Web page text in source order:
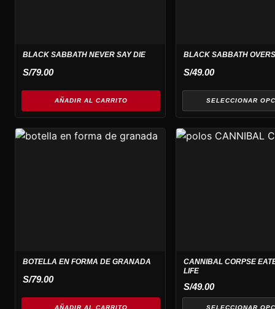
BLACK SABBATH NEVER SAY DIE
S/79.00
AÑADIR AL CARRITO
BLACK SABBATH
S/49.00
SELECCIONAR
elegir
en
la
página
de
producto
BOTELLA EN FORMA DE GRANADA
S/79.00
AÑADIR AL CARRITO
CANNIBAL CORPSE
LIFE
S/49.00
SELECCIONAR
Este
elegir
en
la